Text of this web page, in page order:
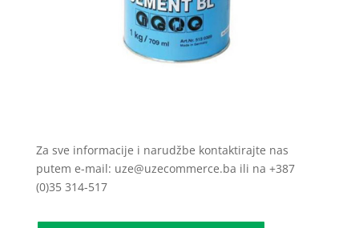
Za sve informacije i narudžbe kontaktirajte nas
putem e-mail: uze@uzecommerce.ba ili na +387
(0)35 314-517